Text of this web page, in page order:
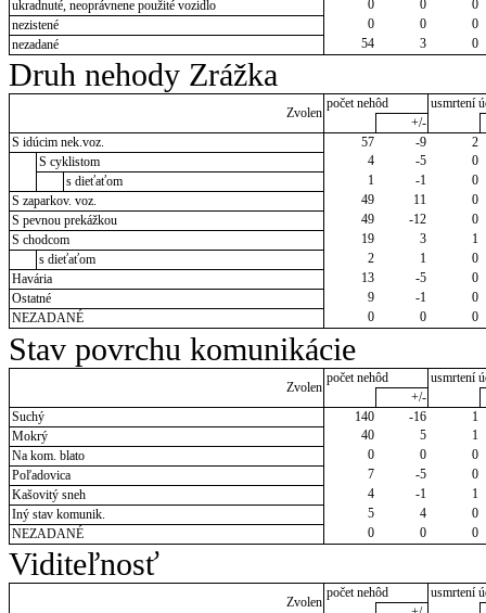
ukradnuté, neoprávnene použité vozidlo 0 0
0
nezistené
0 0
0
nezadané
54 3 0
Druh nehody Zrážka
Zvolen
počet nehôd
usmrtení
+/-
S idúcim nek.voz.
57 -9
2
S cyklistom
4 -5
0
s dieťaťom
1 -1
0
S zaparkov. voz.
49 11
0
S pevnou prekážkou
49 -12
0
S chodcom
19 3
1
s dieťaťom
2 1
0
Havária
13 -5
0
Ostatné
9 -1
0
NEZADANÉ
0 0 0
Stav povrchu komunikácie
Zvolen
počet nehôd
usmrtení
+/-
Suchý
140 -16
1
Mokrý
40 5
1
Na kom. blato
0 0
0
Poľadovica
7 -5
0
Kašovitý sneh
4 -1
1
Iný stav komunik.
5 4
0
NEZADANÉ
0 0 0
Viditeľnosť
Zvolen
počet nehôd
usmrtení